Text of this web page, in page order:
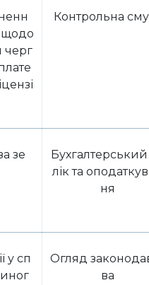
черг
Контрольна
зе
лік та
ня
у сп
Огляд
ва